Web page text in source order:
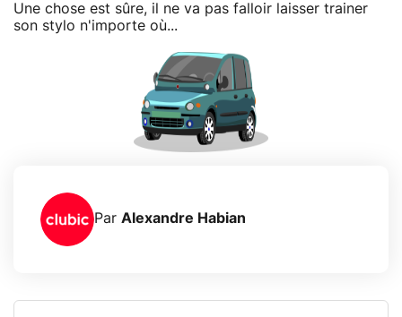
Une chose est sûre, il ne va pas falloir laisser trainer
son stylo n'importe où...
Par Alexandre Habian